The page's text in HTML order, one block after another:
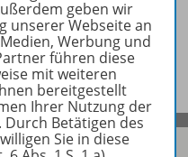
geben wir
unserer Webseite an
Werbung und
führen diese
mit weiteren
bereitgestellt
Ihrer Nutzung der
Betätigen des
Sie in diese